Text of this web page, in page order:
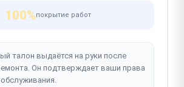
100%покрытие работ
талон выдаётся на руки после
Он подтверждает ваши права